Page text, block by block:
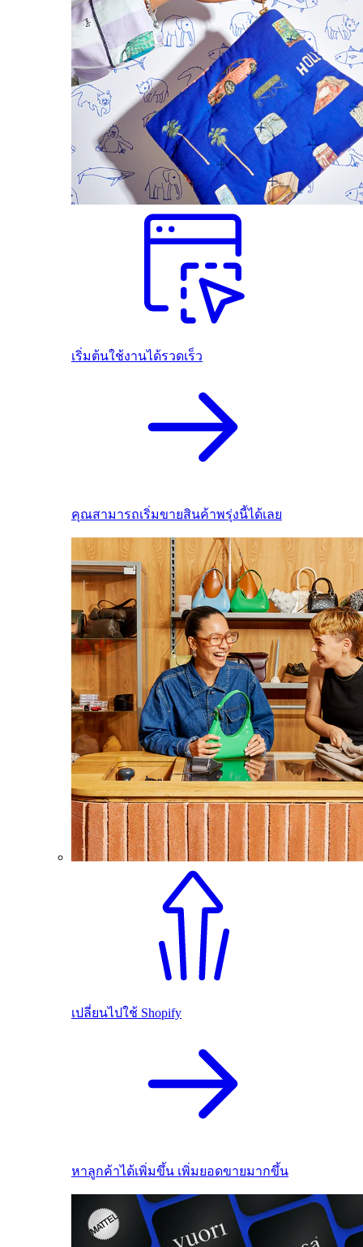
เริ่มต้นใช้งานได้รวดเร็ว
คุณสามารถเริ่มขายสินค้าพรุ่งนี้ได้เลย
เปลี่ยนไปใช้ Shopify
หาลูกค้าได้เพิ่มขึ้น เพิ่มยอดขายมากขึ้น